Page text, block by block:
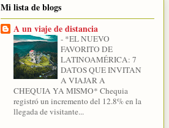
Mi lista de blogs
A un viaje de distancia
- *EL NUEVO
FAVORITO DE
LATINOAMÉRICA: 7
DATOS QUE INVITAN
A VIAJAR A
CHEQUIA YA MISMO* Chequia
registró un incremento del 12.8% en la
llegada de visitante...